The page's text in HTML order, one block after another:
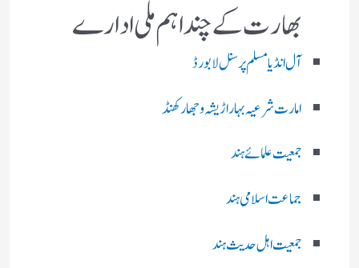
بھارت کے چند اہم ملی ادارے
آل انڈیا مسلم پرسنل لا بورڈ
امارت شرعیہ بہار اڑیشہ و جھارکھنڈ
جمعیت علمائے ہند
جماعت اسلامی ہند
جمعیت اہل حدیث ہند